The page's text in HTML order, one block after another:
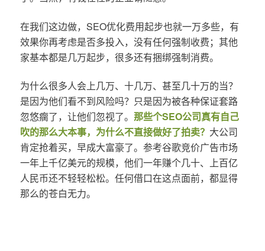
在我们这边做，SEO优化费用起步也就一万多些，有
效果你再考虑是否多投入，没有任何强制收费；其他
家基本都是几万起步，很多还有捆绑强制消费。
为什么很多人会上几万、十几万、甚至几十万的当？
是因为他们看不到风险吗？只是因为被各种保证套路
忽悠瘸了，让他们忽视了。 那些个SEO公司真有自己
吹的那么大本事，为什么不直接做好了拍卖？ 大公司
肯定抢着买，早成大富豪了。参考谷歌竞价广告市场
一年上千亿美元的规模，他们一年赚个几十、上百亿
人民币还不轻轻松松。任何借口在这点面前，都显得
那么的苍白无力。